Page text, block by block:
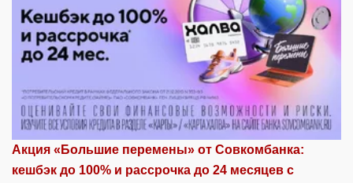
Акция «Большие перемены» от Совкомбанка:
кешбэк до 100% и рассрочка до 24 месяцев с